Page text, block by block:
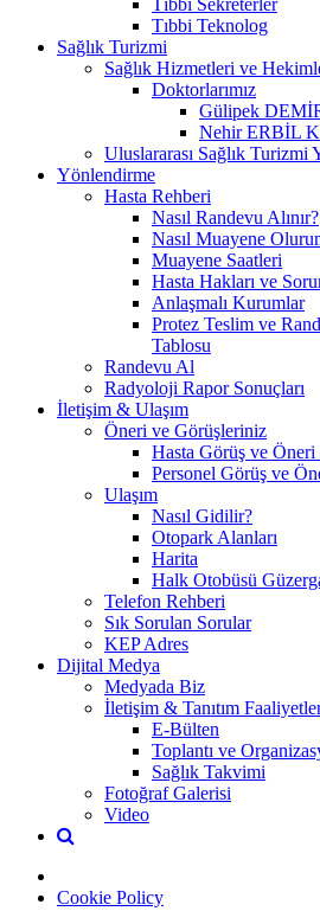
Tıbbi Teknolog
Sağlık Turizmi
Sağlık Hizmetleri ve
Doktorlarımız
Gülipek
Nehir ERBİL
Uluslararası Sağlık Turizmi
Yönlendirme
Hasta Rehberi
Nasıl Randevu Alınır?
Nasıl Muayene
Muayene Saatleri
Hasta Hakları ve
Anlaşmalı Kurumlar
Protez Teslim ve
Tablosu
Randevu Al
Radyoloji Rapor Sonuçları
İletişim & Ulaşım
Öneri ve Görüşleriniz
Hasta Görüş ve Öneri
Personel Görüş ve
Ulaşım
Nasıl Gidilir?
Otopark Alanları
Harita
Halk Otobüsü
Telefon Rehberi
Sık Sorulan Sorular
KEP Adres
Dijital Medya
Medyada Biz
İletişim & Tanıtım
E-Bülten
Toplantı ve
Sağlık Takvimi
Fotoğraf Galerisi
Video
Cookie Policy